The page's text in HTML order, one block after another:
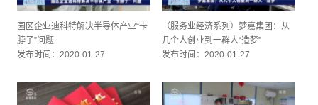
园区企业迪科特解决半导体产业“卡
脖子”问题
发布时间：2020-01-27
（服务业经济系列）梦嘉集团：从
几个人创业到一群人“造梦”
发布时间：2020-01-27